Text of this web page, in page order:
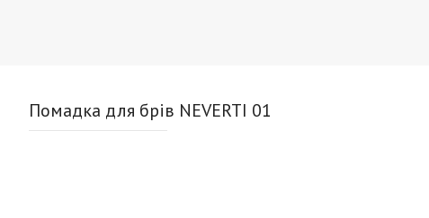
Помадка для брів NEVERTI 01